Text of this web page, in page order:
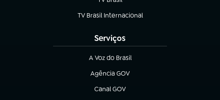
(abre em nova aba)
TV Brasil Internacional
(abre em nova aba)
Serviços
A Voz do Brasil
(abre em nova aba)
Agência GOV
(abre em nova aba)
Canal GOV
(abre em nova aba)